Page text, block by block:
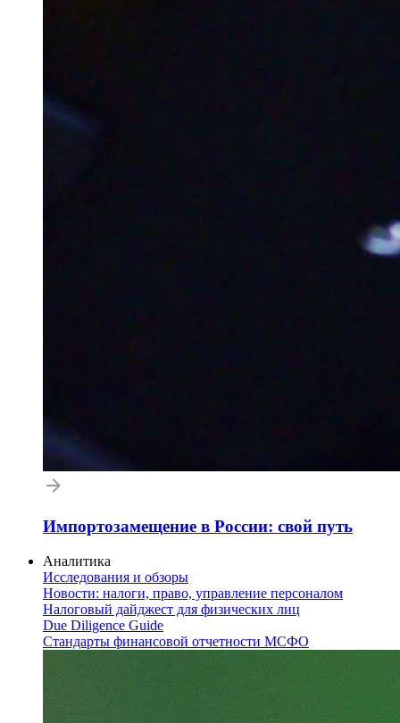
Импортозамещение в России: свой путь
Аналитика
Исследования и обзоры
Новости: налоги, право, управление персоналом
Налоговый дайджест для физических лиц
Due Diligence Guide
Стандарты финансовой отчетности МСФО